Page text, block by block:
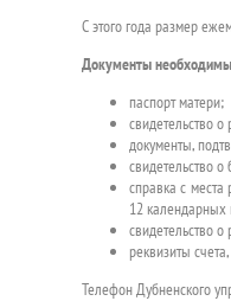
С этого года размер
Документы
паспорт матери;
свидетельство
документы,
свидетельство о
справка с
12
свидетельство
реквизиты
Телефон Дубненского